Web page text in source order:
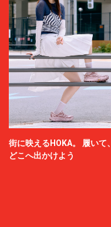
街に映えるHOKA。 履いて、
どこへ出かけよう